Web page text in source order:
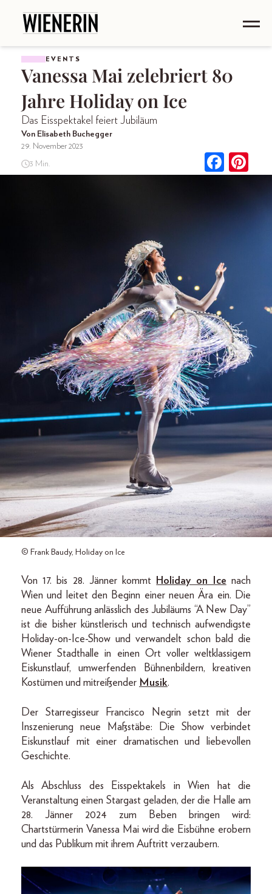
EVENTS
Vanessa Mai zelebriert 80
Jahre Holiday on Ice
Das Eisspektakel feiert Jubiläum
Von Elisabeth Buchegger
29. November 2023
3 Min.
© Frank Baudy, Holiday on Ice
Von 17. bis 28. Jänner kommt Holiday on Ice nach
Wien und leitet den Beginn einer neuen Ära ein. Die
neue Aufführung anlässlich des Jubiläums “A New Day”
ist die bisher künstlerisch und technisch aufwendigste
Holiday-on-Ice-Show und verwandelt schon bald die
Wiener Stadthalle in einen Ort voller weltklassigem
Eiskunstlauf, umwerfenden Bühnenbildern, kreativen
Kostümen und mitreißender Musik.
Der Starregisseur Francisco Negrin setzt mit der
Inszenierung neue Maßstäbe: Die Show verbindet
Eiskunstlauf mit einer dramatischen und liebevollen
Geschichte.
Als Abschluss des Eisspektakels in Wien hat die
Veranstaltung einen Stargast geladen, der die Halle am
28. Jänner 2024 zum Beben bringen wird:
Chartstürmerin Vanessa Mai wird die Eisbühne erobern
und das Publikum mit ihrem Auftritt verzaubern.